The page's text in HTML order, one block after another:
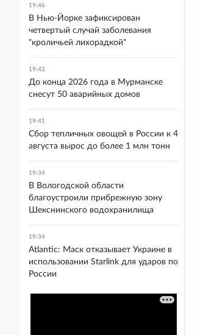
19:46
В Нью-Йорке зафиксирован
четвертый случай заболевания
"кроличьей лихорадкой"
19:42
До конца 2026 года в Мурманске
снесут 50 аварийных домов
19:41
Сбор тепличных овощей в России к 4
августа вырос до более 1 млн тонн
19:34
В Вологодской области
благоустроили прибрежную зону
Шекснинского водохранилища
19:34
Atlantic: Маск отказывает Украине в
использовании Starlink для ударов по
России